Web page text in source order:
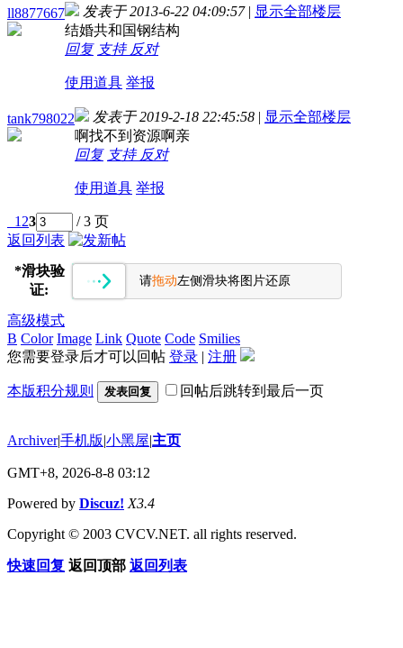
ll8877667
发表于 2013-6-22 04:09:57 | 显示全部楼层
结婚共和国钢结构
回复 支持 反对
使用道具 举报
tank798022 发表于 2019-2-18 22:45:58 | 显示全部楼层
啊找不到资源啊亲
回复 支持 反对
使用道具 举报
1 23
/ 3 页
返回列表
*滑块验
证:
请拖动左侧滑块将图片还原
高级模式
B Color Image Link Quote Code Smilies
您需要登录后才可以回帖 登录 | 注册
本版积分规则 发表回复 回帖后跳转到最后一页
Archiver|手机版|小黑屋|主页
GMT+8, 2026-8-8 03:12
Powered by Discuz! X3.4
Copyright © 2003 CVCV.NET. all rights reserved.
快速回复 返回顶部 返回列表